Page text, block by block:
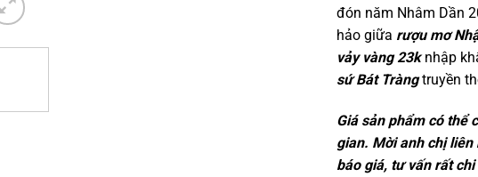
đón năm Nhâm Dần
hảo giữa rượu mơ
vảy vàng 23knhập
sứ Bát Tràngtruyền
Giá sản phẩm có thể
gian. Mời anh chị
báo giá, tư vấn rất